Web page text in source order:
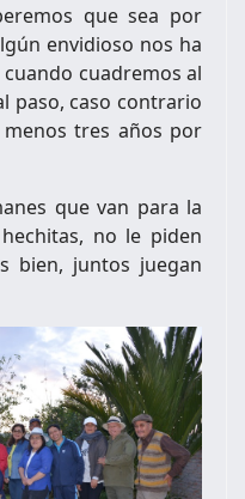
que sea por
envidioso nos ha
cuadremos al
paso, caso contrario
tres años por
que van para la
no le piden
bien, juntos juegan